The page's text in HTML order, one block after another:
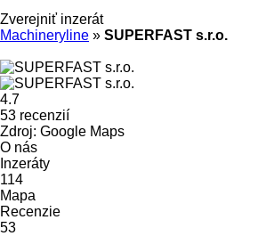
Zverejniť inzerát
Machineryline » SUPERFAST s.r.o.
4.7
53 recenzií
Zdroj: Google Maps
O nás
Inzeráty
114
Mapa
Recenzie
53